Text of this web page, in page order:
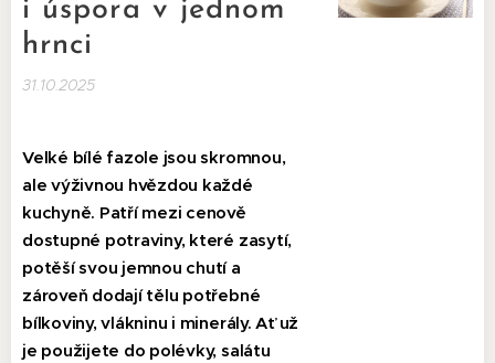
i úspora v jednom
hrnci
31.10.2025
Velké bílé fazole jsou skromnou,
ale výživnou hvězdou každé
kuchyně. Patří mezi cenově
dostupné potraviny, které zasytí,
potěší svou jemnou chutí a
zároveň dodají tělu potřebné
bílkoviny, vlákninu i minerály. Ať už
je použijete do polévky, salátu